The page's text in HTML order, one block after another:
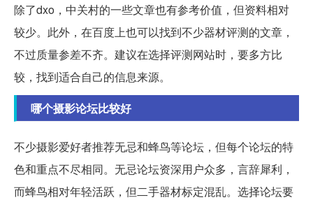
除了dxo，中关村的一些文章也有参考价值，但资料相对
较少。此外，在百度上也可以找到不少器材评测的文章，
不过质量参差不齐。建议在选择评测网站时，要多方比
较，找到适合自己的信息来源。
哪个摄影论坛比较好
不少摄影爱好者推荐无忌和蜂鸟等论坛，但每个论坛的特
色和重点不尽相同。无忌论坛资深用户众多，言辞犀利，
而蜂鸟相对年轻活跃，但二手器材标定混乱。选择论坛要